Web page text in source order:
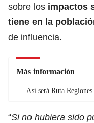
sobre los impactos
tiene en la
de influencia.
Más información
Así será Ruta
“Si no hubiera sido